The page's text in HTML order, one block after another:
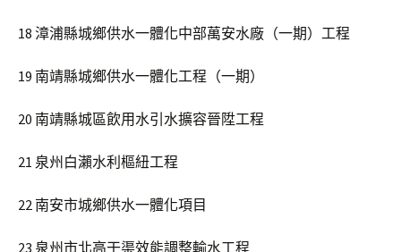
18 漳浦縣城鄉供水一體化中部萬安水廠（一期）工程
19 南靖縣城鄉供水一體化工程（一期）
20 南靖縣城區飲用水引水擴容晉陞工程
21 泉州白瀨水利樞紐工程
22 南安市城鄉供水一體化項目
23 泉州市北高干渠效能調整輸水工程